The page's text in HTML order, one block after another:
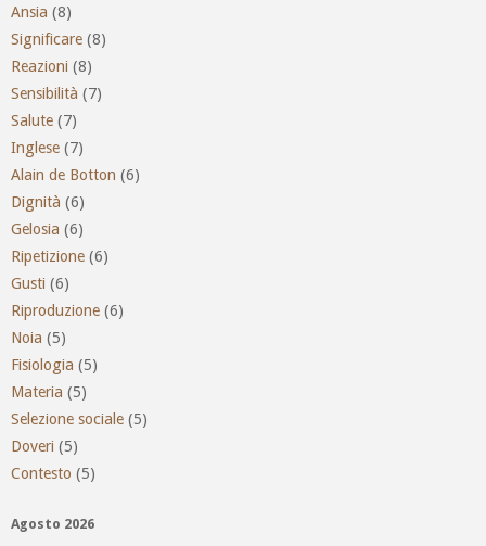
Ansia (8)
Significare (8)
Reazioni (8)
Sensibilità (7)
Salute (7)
Inglese (7)
Alain de Botton (6)
Dignità (6)
Gelosia (6)
Ripetizione (6)
Gusti (6)
Riproduzione (6)
Noia (5)
Fisiologia (5)
Materia (5)
Selezione sociale (5)
Doveri (5)
Contesto (5)
Agosto 2026